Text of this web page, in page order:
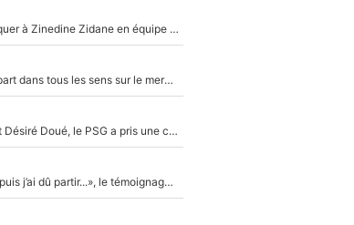
Franck Ribéry a osé s'attaquer à Zinedine Zidane en équipe de France : «Je n'aurais jamais fait ça»
Medina, Rulli, Paixao... ça part dans tous les sens sur le mercato de l'OM : Frank McCourt va enfin récupérer l'argent qu'il attend ?
Sans Ousmane Dembélé et Désiré Doué, le PSG a pris une correction face à Majorque : Luis Enrique attend avec impatience des renforts !
F1 : « Je lui ai fait un câlin, puis j’ai dû partir...», le témoignage émouvant de Max Verstappen sur sa fille